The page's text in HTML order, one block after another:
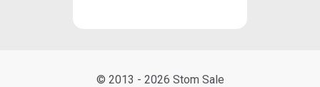
© 2013 - 2026 Stom Sale